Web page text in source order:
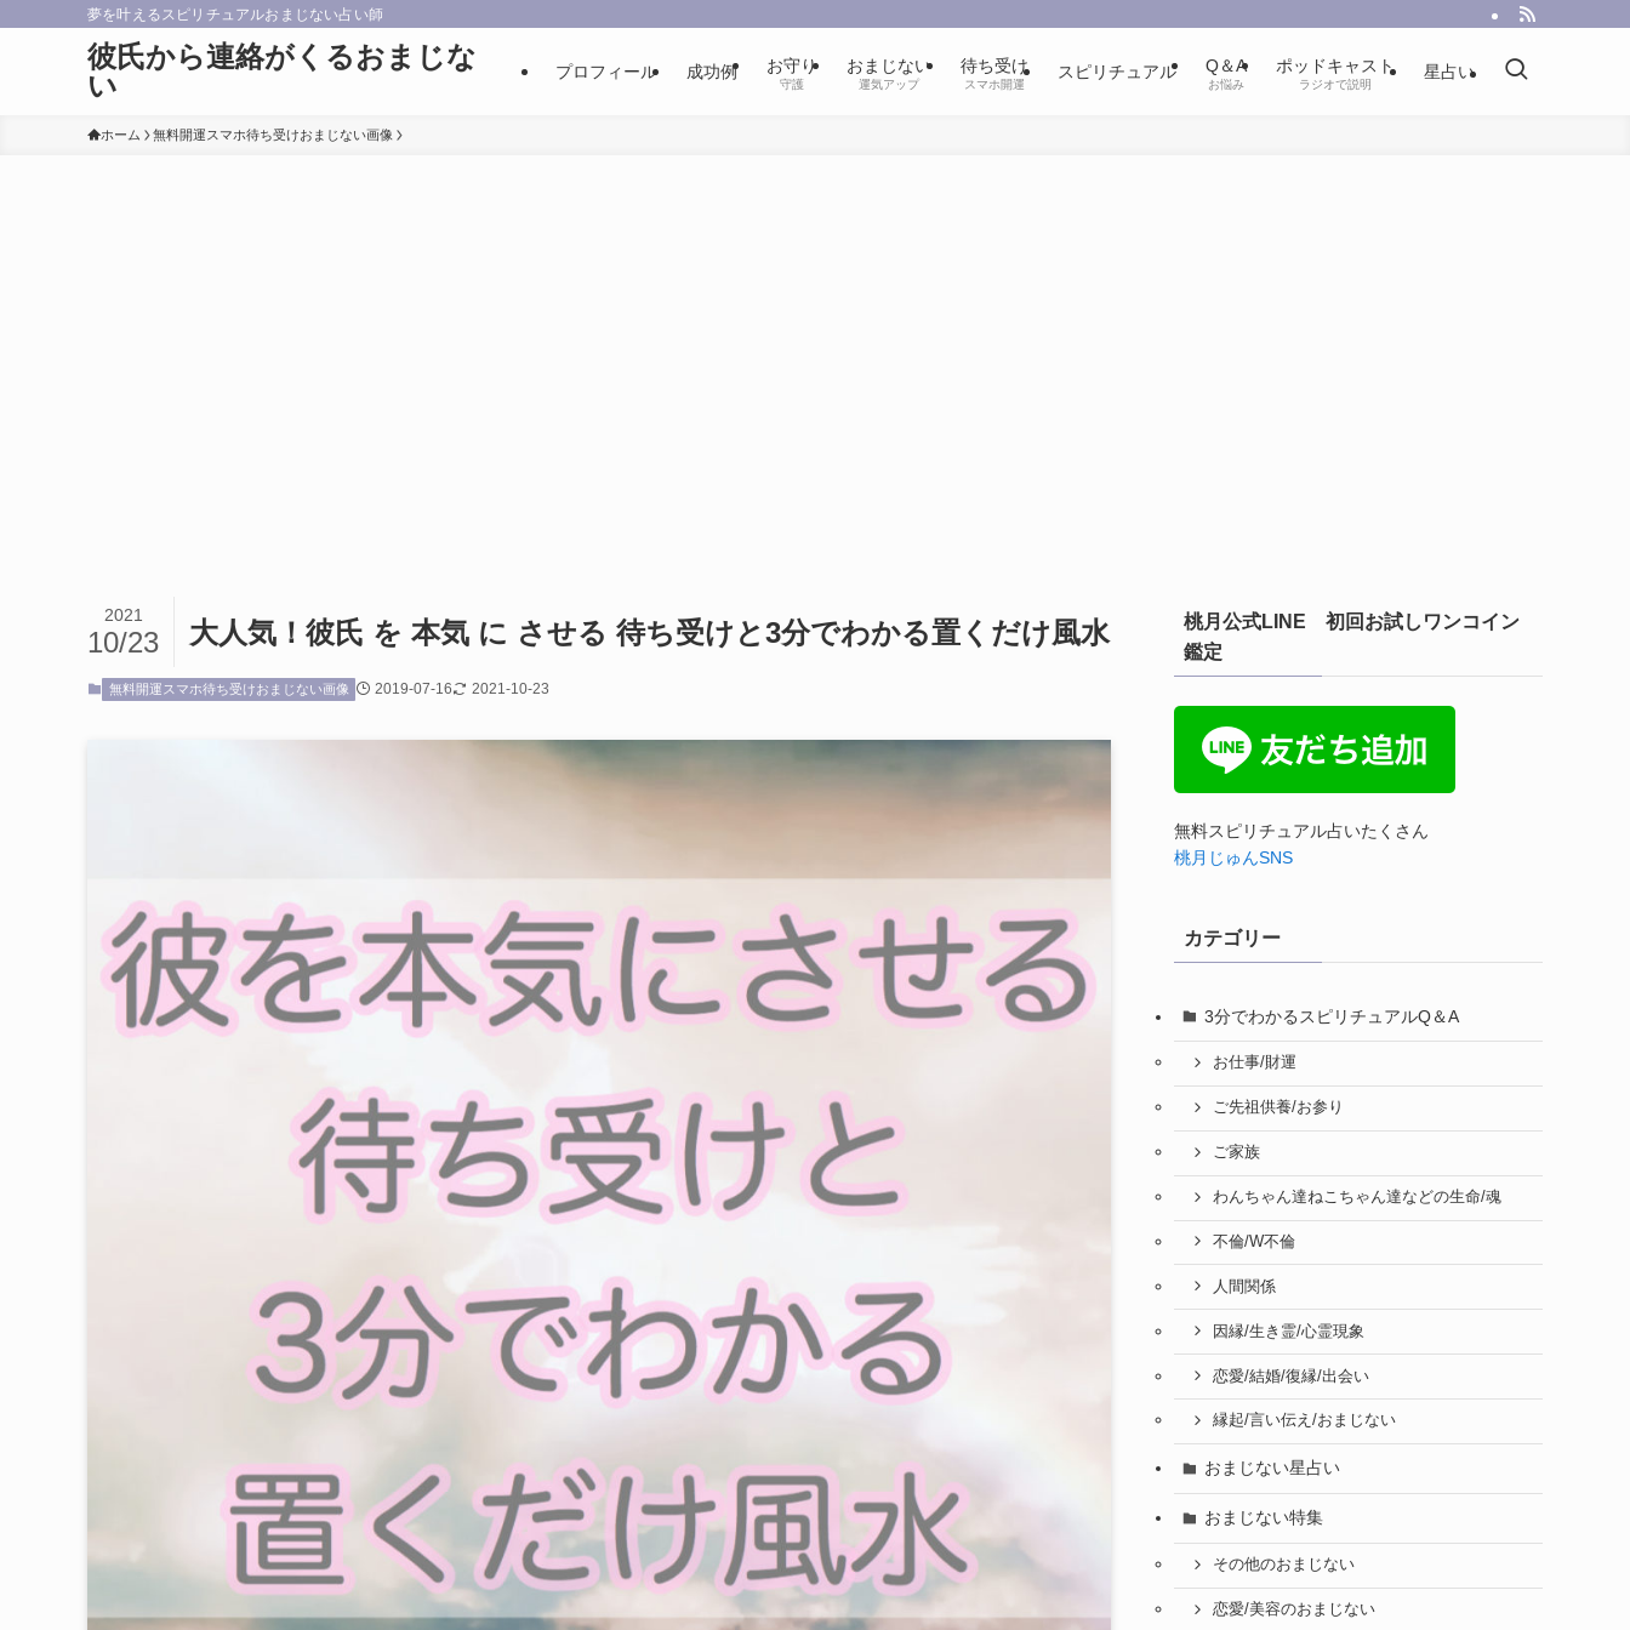
夢を叶えるスピリチュアルおまじない占い師
彼氏から連絡がくるおまじな
い
プロフィール 成功例 お守り
守護
おまじない
運気アップ
待ち受け
スマホ開運
スピリチュアル Q＆A
お悩み
ポッドキャスト
ラジオで説明
星占い
ホーム 無料開運スマホ待ち受けおまじない画像
大人気！彼氏 を 本気 に させる 待ち受けと3分でわかる置くだけ風水
2021
10/23
無料開運スマホ待ち受けおまじない画像 2019-07-16 2021-10-23
桃月公式LINE 初回お試しワンコイン
鑑定
無料スピリチュアル占いたくさん
桃月じゅんSNS
カテゴリー
3分でわかるスピリチュアルQ＆A
お仕事/財運
ご先祖供養/お参り
ご家族
わんちゃん達ねこちゃん達などの生命/魂
不倫/W不倫
人間関係
因縁/生き霊/心霊現象
恋愛/結婚/復縁/出会い
縁起/言い伝え/おまじない
おまじない星占い
おまじない特集
その他のおまじない
恋愛/美容のおまじない